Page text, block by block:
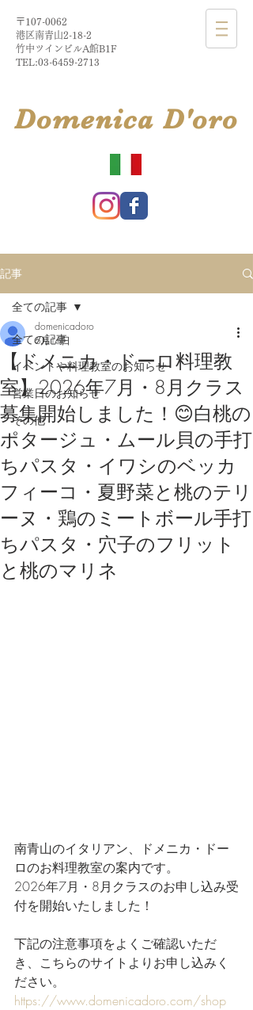
〒107-0062
港区南青山2-18-2​
​竹中ツインビルA館B1F
TEL:03-6459-2713
​DomenicaD'oro
記事
全ての記事
イベントや料理教室のお知らせ
営業日のお知らせ
その他
全ての記事
【ドメニカ・ドーロ料理教
室】2026年7月・8月クラス
募集開始しました！😊白桃の
ポタージュ・ムール貝の手打
ちパスタ・イワシのベッカ
フィーコ・夏野菜と桃のテリ
ーヌ・鶏のミートボール手打
ちパスタ・穴子のフリット
と桃のマリネ
domenicadoro
6月16日
南青山のイタリアン、ドメニカ・ドー
ロのお料理教室の案内です。
2026年7月・8月クラスのお申し込み受
付を開始いたしました！
下記の注意事項をよくご確認いただ
き、こちらのサイトよりお申し込みく
ださい。
https://www.domenicadoro.com/shop